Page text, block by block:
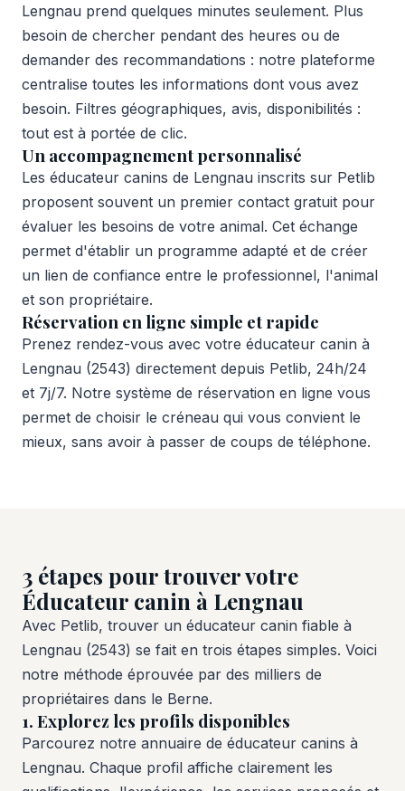
Lengnau prend quelques minutes seulement. Plus
besoin de chercher pendant des heures ou de
demander des recommandations : notre plateforme
centralise toutes les informations dont vous avez
besoin. Filtres géographiques, avis, disponibilités :
tout est à portée de clic.
Un accompagnement personnalisé
Les éducateur canins de Lengnau inscrits sur Petlib
proposent souvent un premier contact gratuit pour
évaluer les besoins de votre animal. Cet échange
permet d'établir un programme adapté et de créer
un lien de confiance entre le professionnel, l'animal
et son propriétaire.
Réservation en ligne simple et rapide
Prenez rendez-vous avec votre éducateur canin à
Lengnau (2543) directement depuis Petlib, 24h/24
et 7j/7. Notre système de réservation en ligne vous
permet de choisir le créneau qui vous convient le
mieux, sans avoir à passer de coups de téléphone.
3 étapes pour trouver votre
Éducateur canin à Lengnau
Avec Petlib, trouver un éducateur canin fiable à
Lengnau (2543) se fait en trois étapes simples. Voici
notre méthode éprouvée par des milliers de
propriétaires dans le Berne.
1. Explorez les profils disponibles
Parcourez notre annuaire de éducateur canins à
Lengnau. Chaque profil affiche clairement les